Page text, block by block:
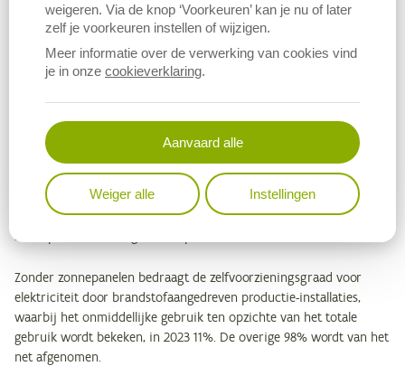
Via teledetectie en artificiële Intelligentie op basis van de
luchtfoto’s en koppeling met de verzamelaanvraag, wordt de
oppervlakte zonnepanelen op Vlaamse vleesveebedrijven in 2023
geschat op bijna 57.418 m². De elektriciteitsproductie door deze
zonnepanelen wordt geschat op 23 TJ.
Zonder zonnepanelen bedraagt de zelfvoorzieningsgraad voor
elektriciteit door brandstofaangedreven productie-installaties,
waarbij het onmiddellijke gebruik ten opzichte van het totale
gebruik wordt bekeken, in 2023 11%. De overige 98% wordt van het
net afgenomen.
weigeren. Via de knop ‘Voorkeuren’ kan je nu of later
zelf je voorkeuren instellen of wijzigen.
Meer informatie over de verwerking van cookies vind
je in onze cookieverklaring.
Aanvaard alle
Weiger alle Instellingen